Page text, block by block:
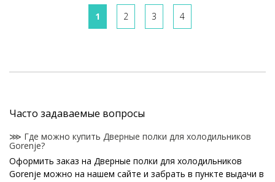
1 2 3 4
Часто задаваемые вопросы
⋙ Где можно купить Дверные полки для холодильников
Gorenje?
Оформить заказ на Дверные полки для холодильников
Gorenje можно на нашем сайте и забрать в пункте выдачи в